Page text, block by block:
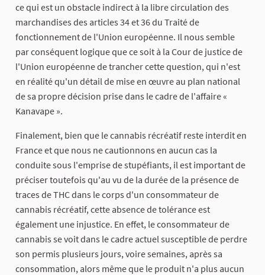
ce qui est un obstacle indirect à la libre circulation des
marchandises des articles 34 et 36 du Traité de
fonctionnement de l'Union européenne. Il nous semble
par conséquent logique que ce soit à la Cour de justice de
l'Union européenne de trancher cette question, qui n'est
en réalité qu'un détail de mise en œuvre au plan national
de sa propre décision prise dans le cadre de l'affaire «
Kanavape ».
Finalement, bien que le cannabis récréatif reste interdit en
France et que nous ne cautionnons en aucun cas la
conduite sous l'emprise de stupéfiants, il est important de
préciser toutefois qu'au vu de la durée de la présence de
traces de THC dans le corps d'un consommateur de
cannabis récréatif, cette absence de tolérance est
également une injustice. En effet, le consommateur de
cannabis se voit dans le cadre actuel susceptible de perdre
son permis plusieurs jours, voire semaines, après sa
consommation, alors même que le produit n'a plus aucun